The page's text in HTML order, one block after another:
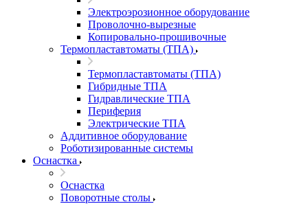
Электроэрозионное оборудование
Проволочно-вырезные
Копировально-прошивочные
Термопластавтоматы (ТПА)
Термопластавтоматы (ТПА)
Гибридные ТПА
Гидравлические ТПА
Периферия
Электрические ТПА
Аддитивное оборудование
Роботизированные системы
Оснастка
Оснастка
Поворотные столы